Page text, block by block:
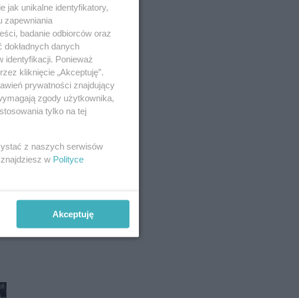
jak unikalne identyfikatory,
zapewniania
badanie odbiorców oraz
danych
identyfikacji. Ponieważ
kliknięcie „Akceptuję”.
prywatności znajdujący
zgody użytkownika,
tylko na tej
z naszych serwisów
w Polityce
Akceptuję